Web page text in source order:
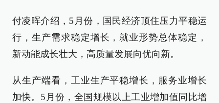
付凌晖介绍，5月份，国民经济顶住压力平稳运
行，生产需求稳定增长，就业形势总体稳定，
新动能成长壮大，高质量发展向优向新。
从生产端看，工业生产平稳增长，服务业增长
加快。5月份，全国规模以上工业增加值同比增